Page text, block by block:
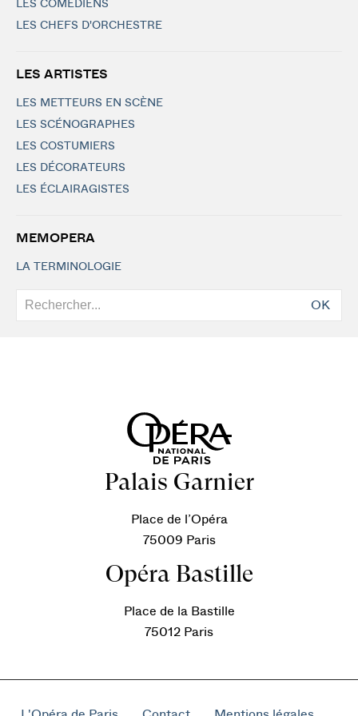
LES COMÉDIENS
LES CHEFS D'ORCHESTRE
LES ARTISTES
LES METTEURS EN SCÈNE
LES SCÉNOGRAPHES
LES COSTUMIERS
LES DÉCORATEURS
LES ÉCLAIRAGISTES
MEMOPERA
LA TERMINOLOGIE
OK
Palais Garnier
Place de l’Opéra
75009 Paris
Opéra Bastille
Place de la Bastille
75012 Paris